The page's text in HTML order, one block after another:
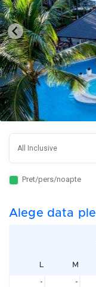
Pret/pers/noapte
Alege data
L M
- -